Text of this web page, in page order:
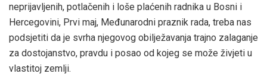
neprijavljenih, potlačenih i loše plaćenih radnika u Bosni i
Hercegovini, Prvi maj, Međunarodni praznik rada, treba nas
podsjetiti da je svrha njegovog obilježavanja trajno zalaganje
za dostojanstvo, pravdu i posao od kojeg se može živjeti u
vlastitoj zemlji.